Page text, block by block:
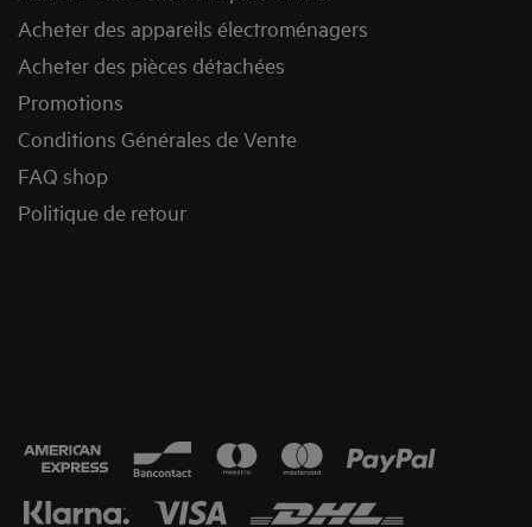
Acheter des appareils électroménagers
Acheter des pièces détachées
Promotions
Conditions Générales de Vente
FAQ shop
Politique de retour